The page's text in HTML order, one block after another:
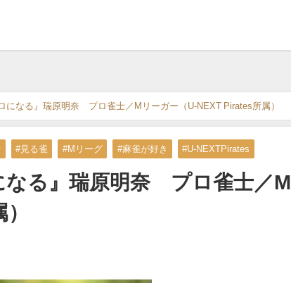
になる』瑞原明奈 プロ雀士／Mリーガー（U-NEXT Pirates所属）
#見る雀 #Mリーグ #麻雀が好き #U-NEXTPirates
なる』瑞原明奈 プロ雀士／M